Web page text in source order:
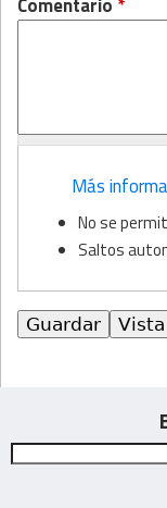
Más
No se
Saltos